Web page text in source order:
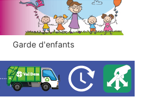
Garde d'enfants